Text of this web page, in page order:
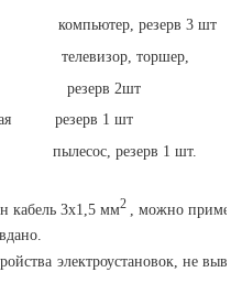
резерв 3 шт
торшер,
2шт
резерв 1 шт
резерв 1 шт.
кабель 3х1,5 мм2
, можно
электроустановок, не